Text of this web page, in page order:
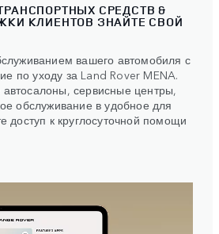
СРЕДСТВ &
КЛИЕНТОВ ЗНАЙТЕ СВОЙ
вашего автомобиля с
по уходу за Land Rover MENA.
сервисные центры,
обслуживание в удобное для
доступ к круглосуточной помощи